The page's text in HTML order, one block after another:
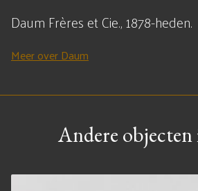
Daum Frères et Cie., 1878-heden.
Meer over Daum
Andere objecten